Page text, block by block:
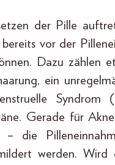
der Pille
vor der
Dazu zählen
ein
Syndrom
Gerade für
– die
werden.